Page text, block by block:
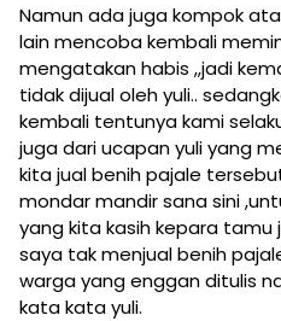
Namun ada juga kompok
lain mencoba kembali
mengatakan habis ,,jadi
tidak dijual oleh yuli..
kembali tentunya kami
juga dari ucapan yuli yang
kita jual benih pajale
mondar mandir sana sini
yang kita kasih kepara tamu
saya tak menjual benih
warga yang enggan ditulis
kata kata yuli.